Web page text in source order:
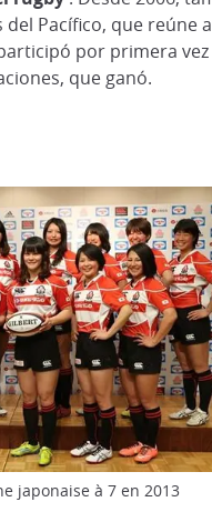
Pacífico, que reúne
por primera
que ganó.
japonaise à 7 en 2013